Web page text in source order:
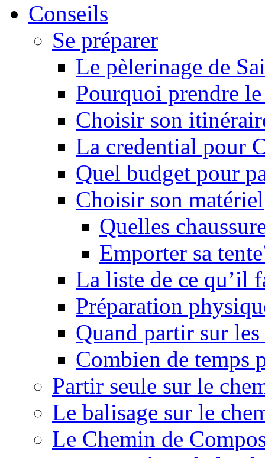
Conseils
Se préparer
Le pèlerinage de
Pourquoi prendre
Choisir son
La credential pour
Quel budget pour
Choisir son matériel
Quelles
Emporter sa
La liste de ce qu’il
Préparation
Quand partir sur
Combien de
Partir seule sur le
Le balisage sur le
Le Chemin de